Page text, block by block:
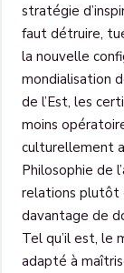
stratégie
faut détruire,
la nouvelle
mondialisation
de l’Est, les
moins
culturellement
Philosophie de
relations plutôt
davantage de
Tel qu’il est, le
adapté à